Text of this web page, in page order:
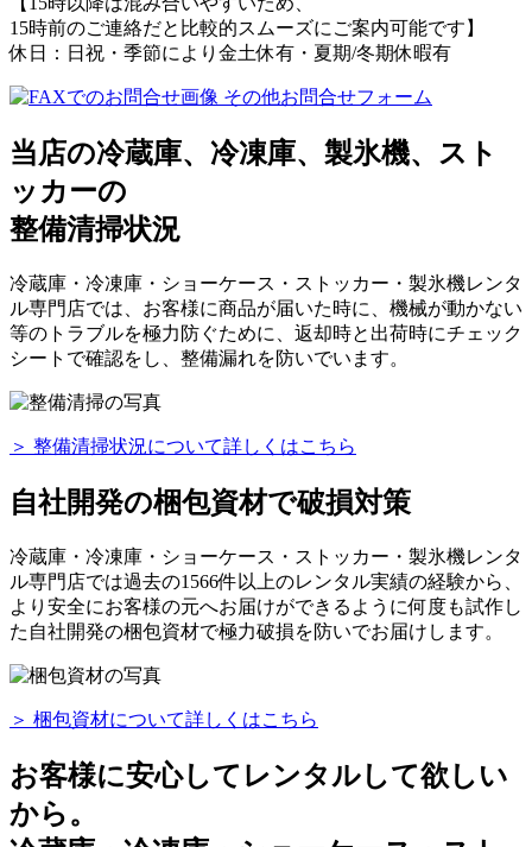
15時前のご連絡だと比較的スムーズにご案内可能です】
休日：日祝・季節により金土休有・夏期/冬期休暇有
その他お問合せフォーム
当店の冷蔵庫、冷凍庫、製氷機、スト
ッカーの
整備清掃状況
冷蔵庫・冷凍庫・ショーケース・ストッカー・製氷機レンタ
ル専門店では、お客様に商品が届いた時に、機械が動かない
等のトラブルを極力防ぐために、返却時と出荷時にチェック
シートで確認をし、整備漏れを防いでいます。
＞ 整備清掃状況について詳しくはこちら
自社開発の梱包資材で破損対策
冷蔵庫・冷凍庫・ショーケース・ストッカー・製氷機レンタ
ル専門店では過去の1566件以上のレンタル実績の経験から、
より安全にお客様の元へお届けができるように何度も試作し
た自社開発の梱包資材で極力破損を防いでお届けします。
＞ 梱包資材について詳しくはこちら
お客様に安心してレンタルして欲しい
から。